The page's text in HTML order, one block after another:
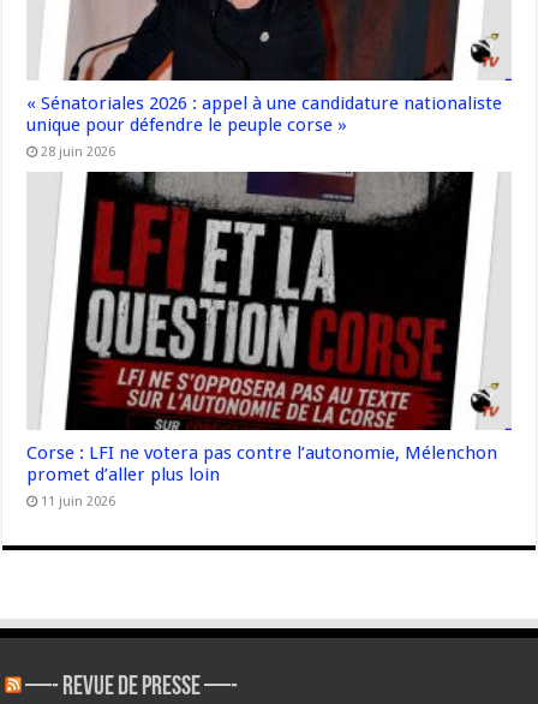
« Sénatoriales 2026 : appel à une candidature nationaliste
unique pour défendre le peuple corse »
28 juin 2026
Corse : LFI ne votera pas contre l’autonomie, Mélenchon
promet d’aller plus loin
11 juin 2026
—- REVUE DE PRESSE —-